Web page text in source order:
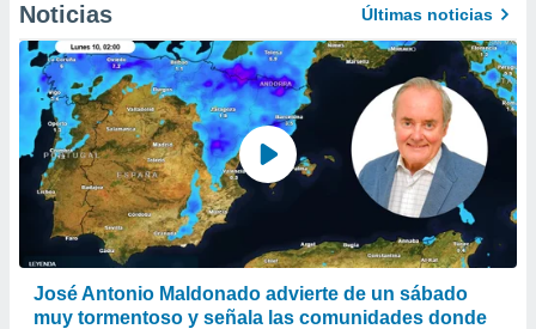
Noticias Últimas noticias
José Antonio Maldonado advierte de un sábado
muy tormentoso y señala las comunidades donde